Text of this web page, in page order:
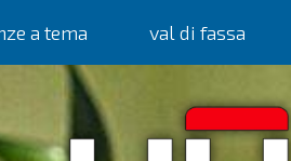
a tema val di fassa